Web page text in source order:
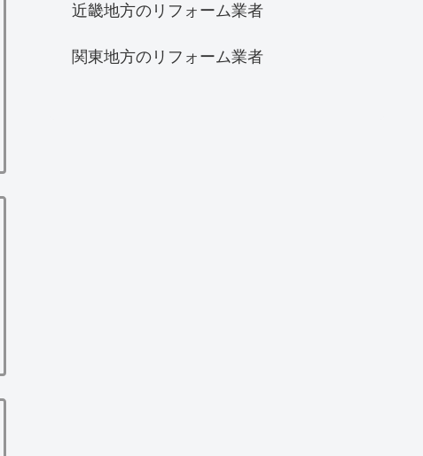
近畿地方のリフォーム業者
関東地方のリフォーム業者